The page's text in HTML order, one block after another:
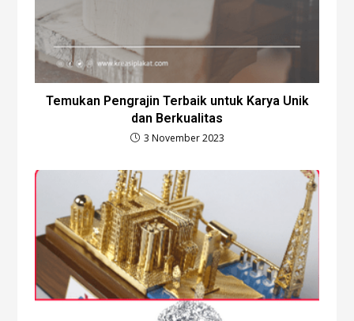
Temukan Pengrajin Terbaik untuk Karya Unik
dan Berkualitas
3 November 2023